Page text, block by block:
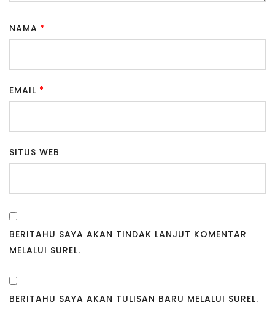
NAMA *
EMAIL *
SITUS WEB
BERITAHU SAYA AKAN TINDAK LANJUT KOMENTAR
MELALUI SUREL.
BERITAHU SAYA AKAN TULISAN BARU MELALUI SUREL.